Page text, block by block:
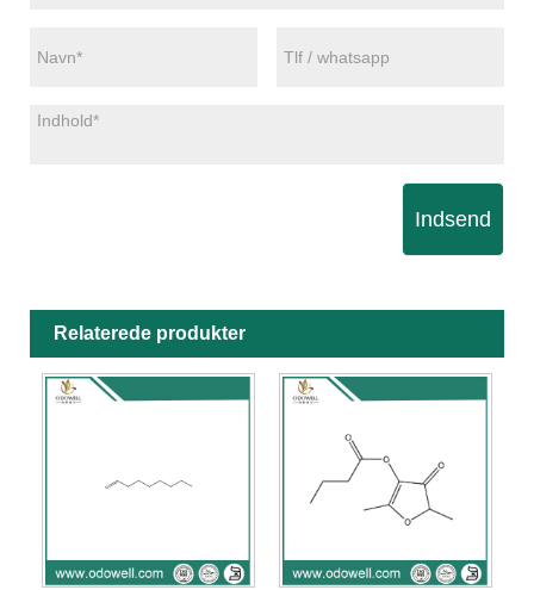
Indsend
Relaterede produkter